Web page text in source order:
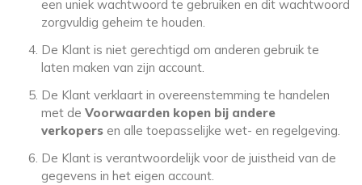
een uniek wachtwoord te gebruiken en dit wachtwoord
zorgvuldig geheim te houden.
De Klant is niet gerechtigd om anderen gebruik te
laten maken van zijn account.
De Klant verklaart in overeenstemming te handelen
met de Voorwaarden kopen bij andere
verkopers en alle toepasselijke wet- en regelgeving.
De Klant is verantwoordelijk voor de juistheid van de
gegevens in het eigen account.